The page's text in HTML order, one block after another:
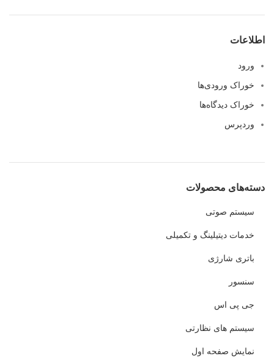
اطلاعات
ورود
خوراک ورودی‌ها
خوراک دیدگاه‌ها
وردپرس
دسته‌های محصولات
سیستم صوتی
خدمات دیتیلینگ و تکمیلی
باتری شارژی
سنسور
جی پی اس
سیستم های نظارتی
نمایش صفحه اول